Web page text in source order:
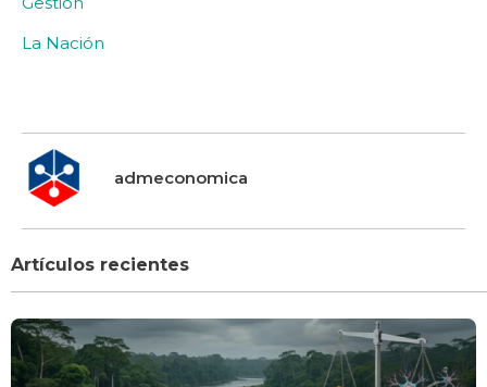
La Nación
admeconomica
Artículos recientes